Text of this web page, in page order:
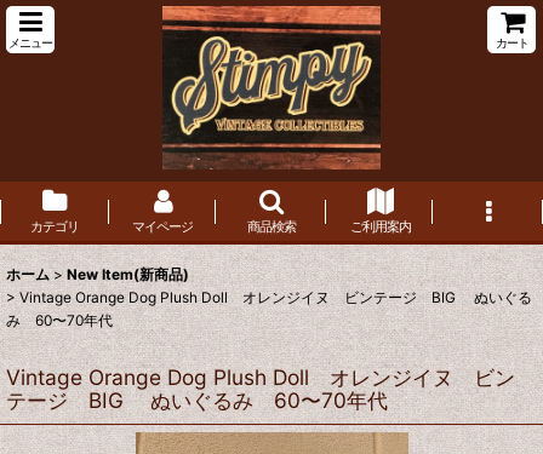
メニュー カート
カテゴリ マイページ 商品検索 ご利用案内
ホーム > New Item(新商品)
> Vintage Orange Dog Plush Doll オレンジイヌ ビンテージ BIG ぬいぐる
み 60〜70年代
Vintage Orange Dog Plush Doll オレンジイヌ ビン
テージ BIG ぬいぐるみ 60〜70年代